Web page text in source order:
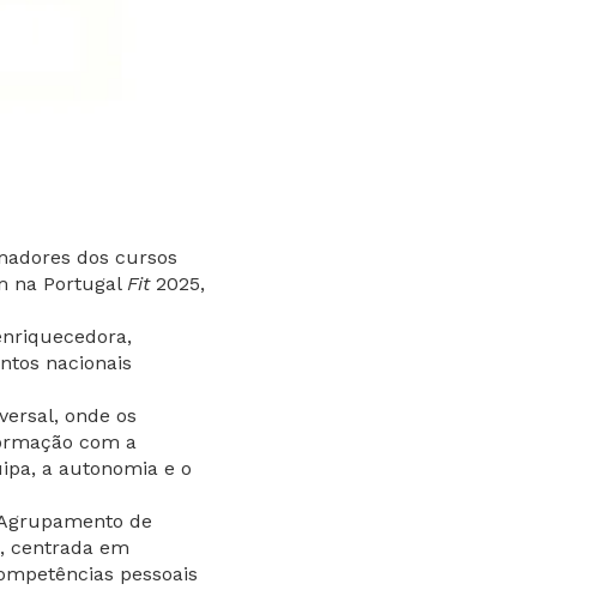
dos cursos
na Portugal Fit2025,
nacionais
onde os
com a
a autonomia e o
de
centrada em
pessoais